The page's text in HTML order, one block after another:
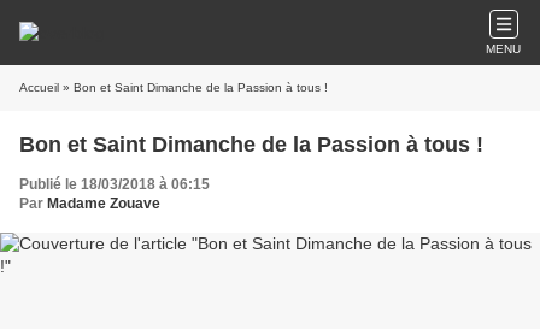
MENU
Accueil » Bon et Saint Dimanche de la Passion à tous !
Bon et Saint Dimanche de la Passion à tous !
Publié le 18/03/2018 à 06:15
Par Madame Zouave